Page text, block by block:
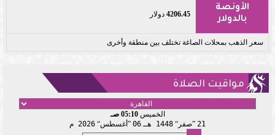
الأونصة
بالدولار
4206.45 دولار
سعر الذهب بمحلات الصاغة تختلف بين منطقة وأخرى
مواقيت الصلاة
الخميس05:10 صـ
21 صفر 1448 هـ 06 أغسطس 2026 م